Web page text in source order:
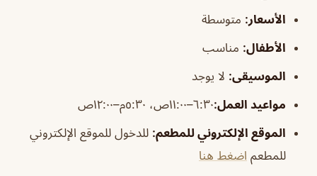
الأسعار: متوسطة
الأطفال: مناسب
الموسيقى: لا يوجد
مواعيد العمل:٦:٣٠–١١:٠٠ص، ٥:٣٠م–١٢:٠٠ص
الموقع الإلكتروني للمطعم: للدخول للموقع الإلكتروني
للمطعم اضغط هنا